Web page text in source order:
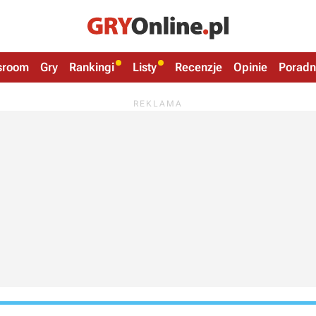
Gry Rankingi Listy Recenzje Opinie